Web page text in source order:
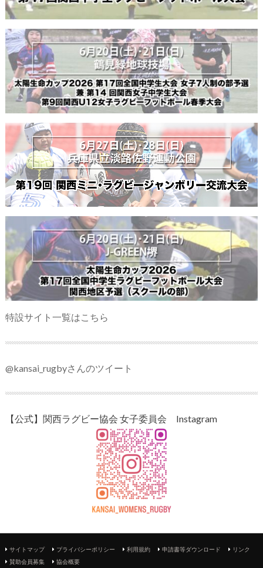
特設サイト一覧はこちら
@kansai_rugbyさんのツイート
【公式】関西ラグビー協会 女子委員会 Instagram
サイトマップ プライバシーポリシー 利用規約 申請書等ダウンロード
リンク
賛助会員募集
協会概要